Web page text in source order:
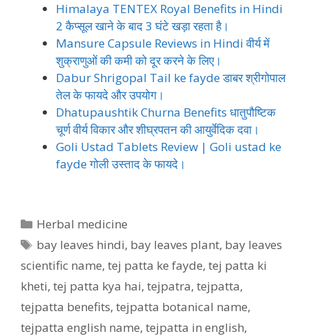
Himalaya TENTEX Royal Benefits in Hindi
2 कैप्सूल खाने के बाद 3 घंटे खड़ा रहता है।
Mansure Capsule Reviews in Hindi वीर्य में
शुक्राणुओं की कमी को दूर करने के लिए।
Dabur Shrigopal Tail ke fayde डाबर श्रीगोपाल
तेल के फायदे और उपयोग।
Dhatupaushtik Churna Benefits धातुपौष्टिक
चूर्ण वीर्य विकार और शीघ्रपतन की आयुर्वेदिक दवा।
Goli Ustad Tablets Review | Goli ustad ke
fayde गोली उस्ताद के फायदे।
Categories
Herbal medicine
Tags
bay leaves hindi, bay leaves plant, bay leaves
scientific name, tej patta ke fayde, tej patta ki
kheti, tej patta kya hai, tejpatra, tejpatta,
tejpatta benefits, tejpatta botanical name,
tejpatta english name, tejpatta in english,